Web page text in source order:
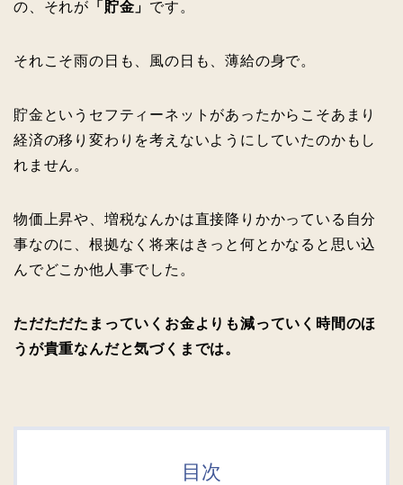
の、それが 「貯金」 です。
それこそ雨の日も、風の日も、薄給の身で。
貯金というセフティーネットがあったからこそあまり
経済の移り変わりを考えないようにしていたのかもし
れません。
物価上昇や、増税なんかは直接降りかかっている自分
事なのに、根拠なく将来はきっと何とかなると思い込
んでどこか他人事でした。
ただただたまっていくお金よりも減っていく時間のほ
うが貴重なんだと気づくまでは。
目次